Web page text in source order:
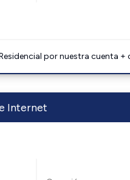
por nuestra cuenta
Internet